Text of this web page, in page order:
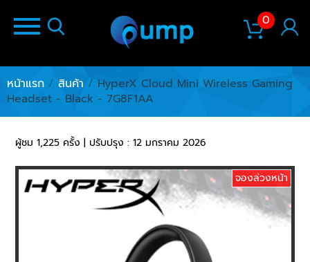
0
หน้าแรก / สินค้า / HyperX Cloud Mini Wireless Gaming
Headset - Black - 7G8F1AA
ผู้ชม 1,225 ครั้ง | ปรับปรุง : 12 มกราคม 2026
จองล่วงหน้า